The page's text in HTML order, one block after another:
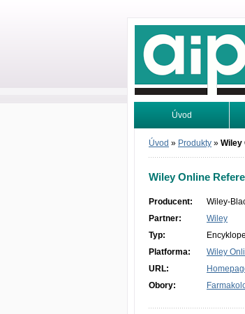
Úvod
Vyhledávání
Úvod » Produkty » Wiley
Wiley Online
Producent:
Wiley-
Partner:
Wiley
Typ:
Platforma:
Wiley
URL:
Obory: